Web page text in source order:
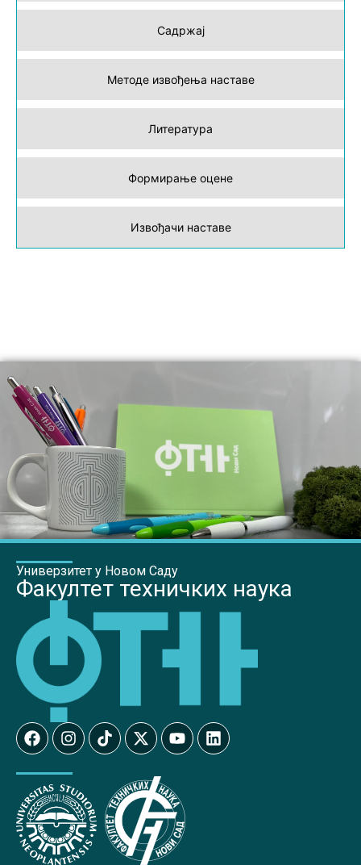
Садржај
Методе извођења наставе
Литература
Формирање оцене
Извођачи наставе
Универзитет у Новом Саду
Факултет техничких наука